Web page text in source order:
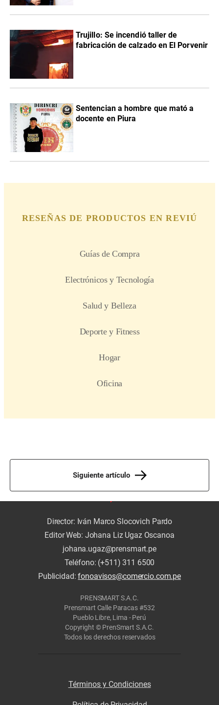
Trujillo: Se incendió taller de
fabricación de calzado en El Porvenir
Sentencian a hombre que mató a
docente en Piura
Siguiente artículo
Director: Iván Marco Slocovich Pardo
Editor Web: Johana Liz Ugaz Oscanoa
johana.ugaz@prensmart.pe
Teléfono: (+511) 311 6500
Publicidad:fonoavisos@comercio.com.pe
PRENSMART S.A.C.
Prensmart Calle Paracas #532
Pueblo Libre, Lima - Perú
Copyright © PrenSmart S.A.C.
Todos los derechos reservados
Términos y Condiciones